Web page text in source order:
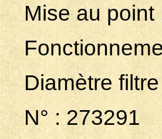
Mise au point
Diamètre
N° : 273291